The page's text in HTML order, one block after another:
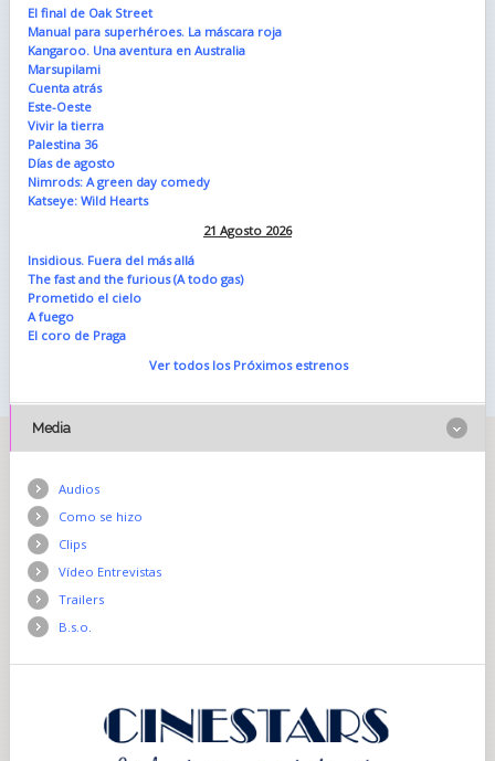
El final de Oak Street
Manual para superhéroes. La máscara roja
Kangaroo. Una aventura en Australia
Marsupilami
Cuenta atrás
Este-Oeste
Vivir la tierra
Palestina 36
Días de agosto
Nimrods: A green day comedy
Katseye: Wild Hearts
21 Agosto 2026
Insidious. Fuera del más allá
The fast and the furious (A todo gas)
Prometido el cielo
A fuego
El coro de Praga
Ver todos los Próximos estrenos
Media
Audios
Como se hizo
Clips
Vídeo Entrevistas
Trailers
B.s.o.